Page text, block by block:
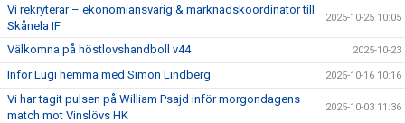
Vi rekryterar – ekonomiansvarig & marknadskoordinator till
Skånela IF
2025-10-25 10:05
Välkomna på höstlovshandboll v44 2025-10-23
Inför Lugi hemma med Simon Lindberg 2025-10-16 10:16
Vi har tagit pulsen på William Psajd inför morgondagens
match mot Vinslövs HK
2025-10-03 11:36